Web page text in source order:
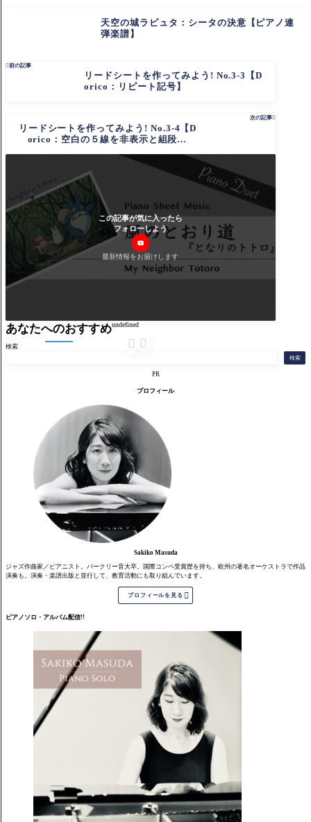
天空の城ラピュタ：シータの決意【ピアノ連
弾楽譜】
前の記事
リードシートを作ってみよう! No.3-3【D
orico：リピート記号】
次の記事
リードシートを作ってみよう! No.3-4【D
orico：空白の５線を非表示と組段の間
この記事が気に入ったら
フォローしよう
最新情報をお届けします
検索
検索
PR
プロフィール
Sakiko Masuda
ジャズ作曲家／ピアニスト。バークリー音大卒。国際コンペ受賞歴を持ち、欧州の著名オーケストラで作品
演奏も。演奏・楽譜出版と並行して、教育活動にも取り組んでいます。
プロフィールを見る 
ピアノソロ・アルバム配信!!
あなたへのおすすめundefined
 